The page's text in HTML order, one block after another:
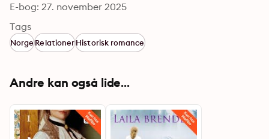
E-bog: 27. november 2025
Tags
NorgeRelationerHistorisk romance
Andre kan også lide...